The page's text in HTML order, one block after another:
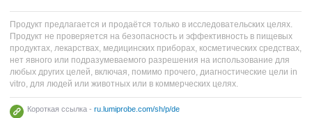
Продукт предлагается и продаётся только в исследовательских целях.
Продукт не проверяется на безопасность и эффективность в пищевых
продуктах, лекарствах, медицинских приборах, косметических средствах,
нет явного или подразумеваемого разрешения на использование для
любых других целей, включая, помимо прочего, диагностические цели in
vitro, для людей или животных или в коммерческих целях.
Короткая ссылка - ru.lumiprobe.com/sh/p/de